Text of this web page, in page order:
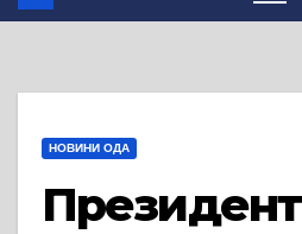
НОВИНИ ОДА
Президент